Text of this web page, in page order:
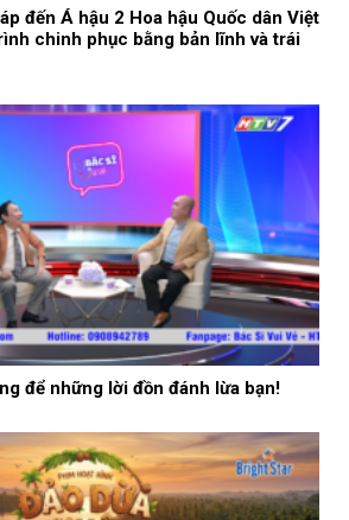
đến Á hậu 2 Hoa hậu Quốc dân Việt
chinh phục bằng bản lĩnh và trái
để những lời đồn đánh lừa bạn!